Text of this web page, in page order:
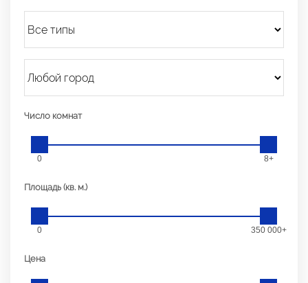
Число комнат
0 8+
Площадь (кв. м.)
0 350 000+
Цена